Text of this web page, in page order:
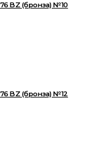
BZ (бронза) №10
BZ (бронза) №12